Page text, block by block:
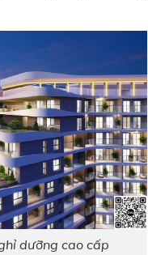
dưỡng cao cấp